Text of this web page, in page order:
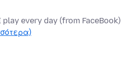
every day (from FaceBook)